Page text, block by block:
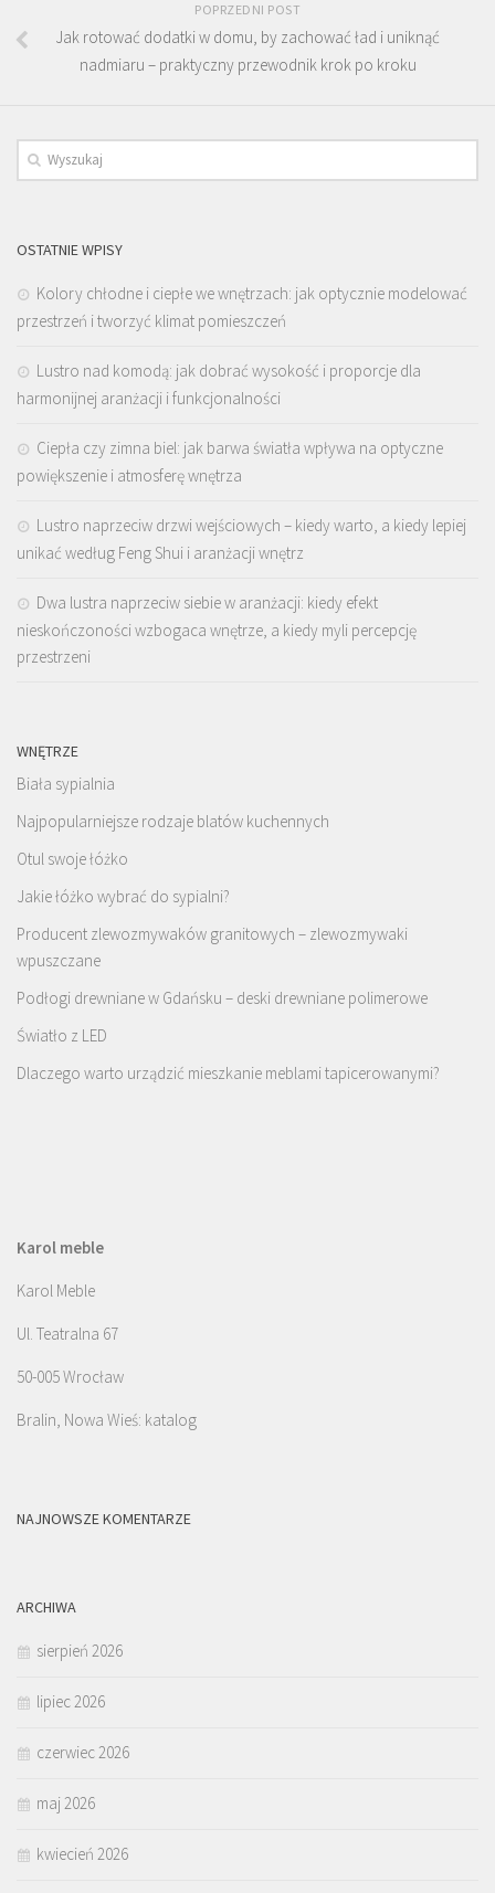
POPRZEDNI POST
Jak rotować dodatki w domu, by zachować ład i uniknąć
nadmiaru – praktyczny przewodnik krok po kroku
OSTATNIE WPISY
Kolory chłodne i ciepłe we wnętrzach: jak optycznie modelować
przestrzeń i tworzyć klimat pomieszczeń
Lustro nad komodą: jak dobrać wysokość i proporcje dla
harmonijnej aranżacji i funkcjonalności
Ciepła czy zimna biel: jak barwa światła wpływa na optyczne
powiększenie i atmosferę wnętrza
Lustro naprzeciw drzwi wejściowych – kiedy warto, a kiedy lepiej
unikać według Feng Shui i aranżacji wnętrz
Dwa lustra naprzeciw siebie w aranżacji: kiedy efekt
nieskończoności wzbogaca wnętrze, a kiedy myli percepcję
przestrzeni
WNĘTRZE
Biała sypialnia
Najpopularniejsze rodzaje blatów kuchennych
Otul swoje łóżko
Jakie łóżko wybrać do sypialni?
Producent zlewozmywaków granitowych – zlewozmywaki
wpuszczane
Podłogi drewniane w Gdańsku – deski drewniane polimerowe
Światło z LED
Dlaczego warto urządzić mieszkanie meblami tapicerowanymi?
Karol meble
Karol Meble
Ul. Teatralna 67
50-005 Wrocław
Bralin, Nowa Wieś: katalog
NAJNOWSZE KOMENTARZE
ARCHIWA
sierpień 2026
lipiec 2026
czerwiec 2026
maj 2026
kwiecień 2026